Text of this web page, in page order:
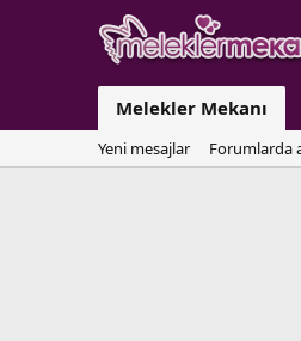
Melekler Mekanı
Yeni mesajlar Forumlarda